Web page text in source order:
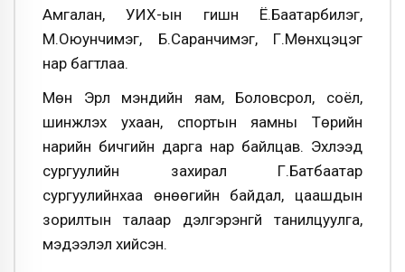
Амгалан, УИХ-ын гишүүн Ё.Баатарбилэг,
М.Оюунчимэг, Б.Саранчимэг, Г.Мөнхцэцэг
нар багтлаа.
Мөн Эрүүл мэндийн яам, Боловсрол, соёл,
шинжлэх ухаан, спортын яамны Төрийн
нарийн бичгийн дарга нар байлцав. Эхлээд
сургуулийн захирал Г.Батбаатар
сургуулийнхаа өнөөгийн байдал, цаашдын
зорилтын талаар дэлгэрэнгүй танилцуулга,
мэдээлэл хийсэн.